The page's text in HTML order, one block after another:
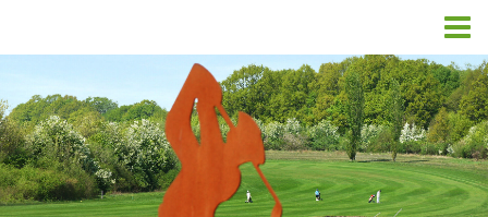
